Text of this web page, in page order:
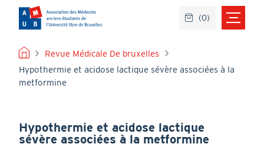
contenu
principal
FIL
D'ARIANE
Revue Médicale De bruxelles
Hypothermie et acidose lactique sévère associées à la
metformine
Hypothermie et acidose lactique
sévère associées à la metformine
(0)